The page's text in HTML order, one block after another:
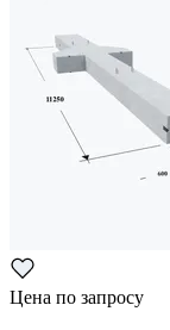
Цена по запросу